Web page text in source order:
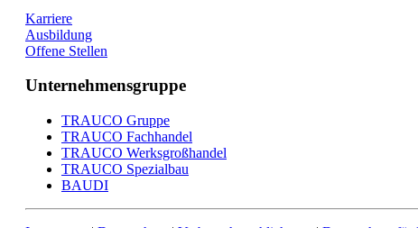
Karriere
Ausbildung
Offene Stellen
Unternehmensgruppe
TRAUCO Gruppe
TRAUCO Fachhandel
TRAUCO Werksgroßhandel
TRAUCO Spezialbau
BAUDI